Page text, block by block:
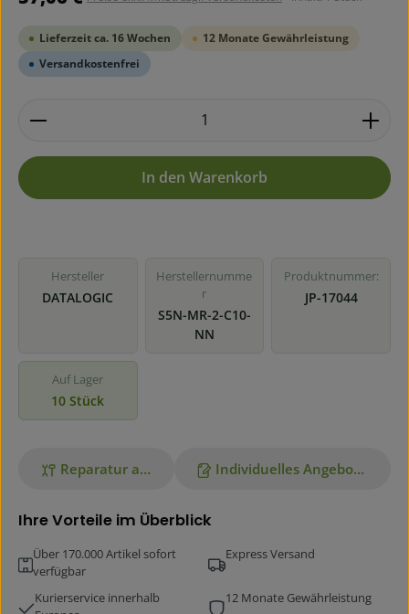
Lieferzeit ca. 16 Wochen
12 Monate Gewährleistung
Versandkostenfrei
Produkt Anzahl: Gib den gewünschten Wert ein
In den Warenkorb
Hersteller
DATALOGIC
Herstellernumme
r
S5N-MR-2-C10-
NN
Produktnummer:
JP-17044
Auf Lager
10 Stück
Reparatur anfragen Individuelles Angebot anfordern
Ihre Vorteile im Überblick
Über 170.000 Artikel sofort
verfügbar
Express Versand
Kurierservice innerhalb
12 Monate Gewährleistung